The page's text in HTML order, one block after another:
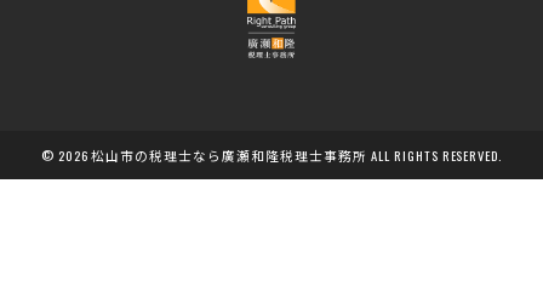
© 2026 松山市の税理士なら廣瀬和隆税理士事務所 ALL RIGHTS RESERVED.